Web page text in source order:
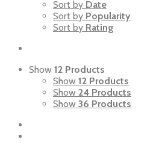
Sort by Date
Sort by Popularity
Sort by Rating
Show 12 Products
Show 12 Products
Show 24 Products
Show 36 Products